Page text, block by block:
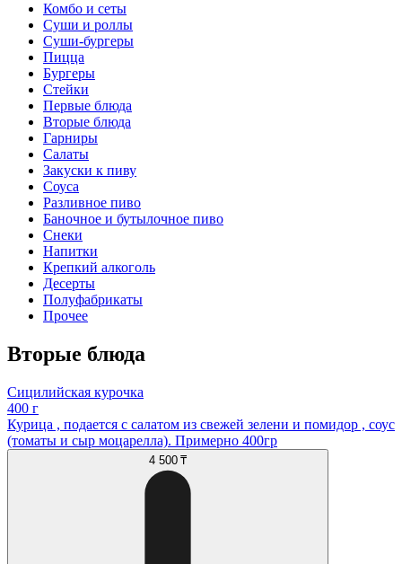
Комбо и сеты
Суши и роллы
Суши-бургеры
Пицца
Бургеры
Стейки
Первые блюда
Вторые блюда
Гарниры
Салаты
Закуски к пиву
Соуса
Разливное пиво
Баночное и бутылочное пиво
Снеки
Напитки
Крепкий алкоголь
Десерты
Полуфабрикаты
Прочее
Вторые блюда
Сицилийская курочка
400 г
Курица , подается с салатом из свежей зелени и помидор , соус
(томаты и сыр моцарелла). Примерно 400гр
4 500 ₸